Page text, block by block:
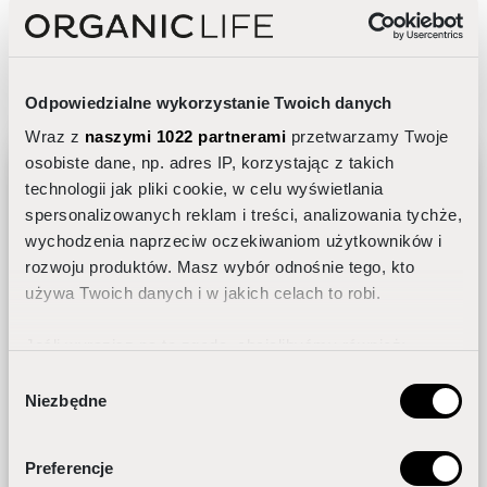
Odpowiedzialne wykorzystanie Twoich danych
Wraz z naszymi 1022 partnerami przetwarzamy Twoje
osobiste dane, np. adres IP, korzystając z takich
technologii jak pliki cookie, w celu wyświetlania
spersonalizowanych reklam i treści, analizowania tychże,
wychodzenia naprzeciw oczekiwaniom użytkowników i
rozwoju produktów. Masz wybór odnośnie tego, kto
używa Twoich danych i w jakich celach to robi.
geograficznej z dokładnością nawet do kilku metrów
analizując charakteryzującego je zbiory danych
(fingerprinting, czyli wirtualny odcisk palca)
zgody
Niezbędne
Preferencje
Fitoregulator Krem do Rąk
53,20 zł KUP
Jak dobrać pielęgnację do rytmu
dobowego skóry?